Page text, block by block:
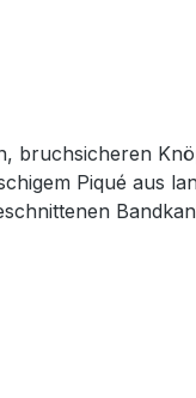
bruchsicheren
Piqué aus